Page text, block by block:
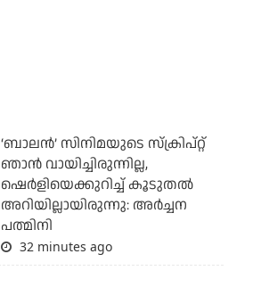
‘ബാലൻ’ സിനിമയുടെ സ്ക്രിപ്റ്റ്
ഞാൻ വായിച്ചിരുന്നില്ല,
ഷെർളിയെക്കുറിച്ച് കൂടുതൽ
അറിയില്ലായിരുന്നു: അർച്ചന
പത്മിനി
32 minutes ago